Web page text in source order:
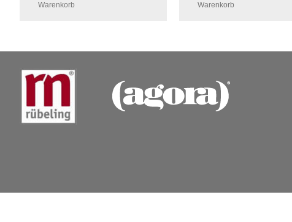
Warenkorb
Warenkorb